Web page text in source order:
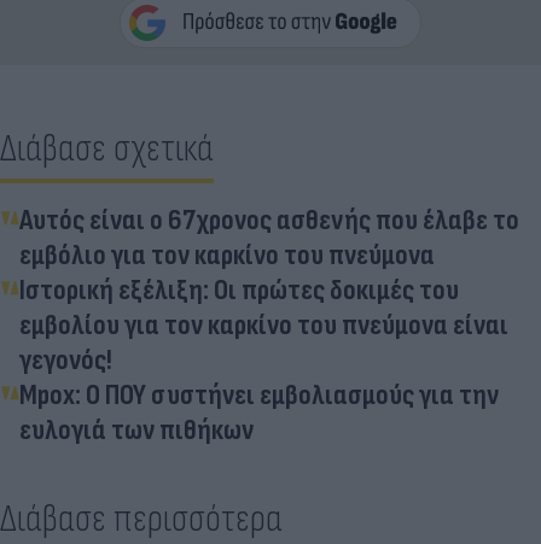
Διάβασε σχετικά
Αυτός είναι ο 67χρονος ασθενής που έλαβε το
εμβόλιο για τον καρκίνο του πνεύμονα
Ιστορική εξέλιξη: Οι πρώτες δοκιμές του
εμβολίου για τον καρκίνο του πνεύμονα είναι
γεγονός!
Mpox: Ο ΠΟΥ συστήνει εμβολιασμούς για την
ευλογιά των πιθήκων
Διάβασε περισσότερα